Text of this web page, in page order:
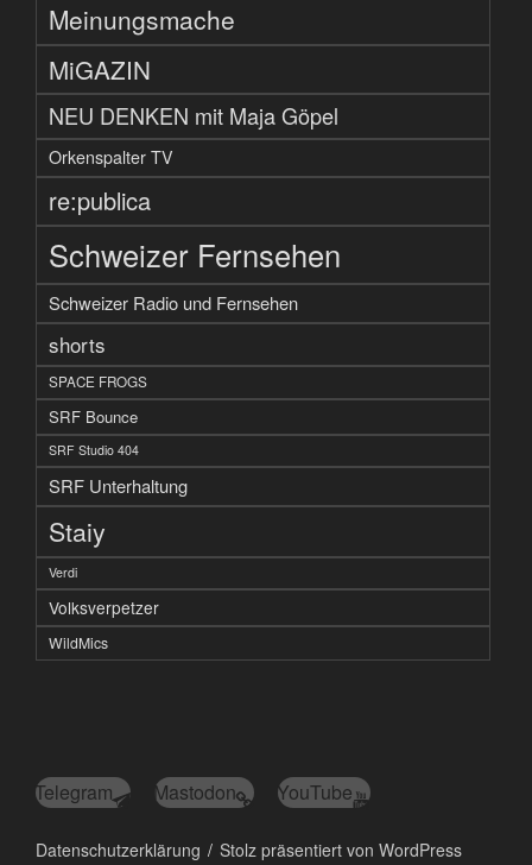
Meinungsmache
MiGAZIN
NEU DENKEN mit Maja Göpel
Orkenspalter TV
re:publica
Schweizer Fernsehen
Schweizer Radio und Fernsehen
shorts
SPACE FROGS
SRF Bounce
SRF Studio 404
SRF Unterhaltung
Staiy
Verdi
Volksverpetzer
WildMics
Telegram Mastodon YouTube
Datenschutzerklärung Stolz präsentiert von WordPress